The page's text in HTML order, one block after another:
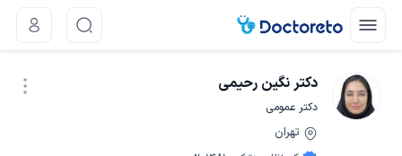
دکتر نگین رحیمی
دکتر عمومی
تهران